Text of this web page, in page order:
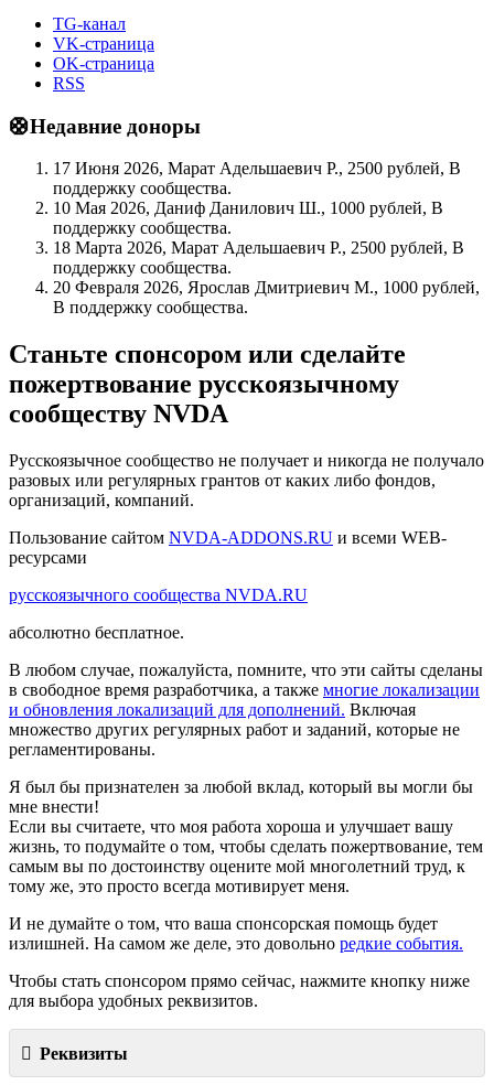
TG-канал
VK-страница
OK-страница
RSS
🛟Недавние доноры
17 Июня 2026, Марат Адельшаевич Р., 2500 рублей, В
поддержку сообщества.
10 Мая 2026, Даниф Данилович Ш., 1000 рублей, В
поддержку сообщества.
18 Марта 2026, Марат Адельшаевич Р., 2500 рублей, В
поддержку сообщества.
20 Февраля 2026, Ярослав Дмитриевич М., 1000 рублей,
В поддержку сообщества.
Станьте спонсором или сделайте
пожертвование русскоязычному
сообществу NVDA
Русскоязычное сообщество не получает и никогда не получало
разовых или регулярных грантов от каких либо фондов,
организаций, компаний.
Пользование сайтом NVDA-ADDONS.RU и всеми WEB-
ресурсами
русскоязычного сообщества NVDA.RU
абсолютно бесплатное.
В любом случае, пожалуйста, помните, что эти сайты сделаны
в свободное время разработчика, а также многие локализации
и обновления локализаций для дополнений. Включая
множество других регулярных работ и заданий, которые не
регламентированы.
Я был бы признателен за любой вклад, который вы могли бы
мне внести!
Если вы считаете, что моя работа хороша и улучшает вашу
жизнь, то подумайте о том, чтобы сделать пожертвование, тем
самым вы по достоинству оцените мой многолетний труд, к
тому же, это просто всегда мотивирует меня.
И не думайте о том, что ваша спонсорская помощь будет
излишней. На самом же деле, это довольно редкие события.
Чтобы стать спонсором прямо сейчас, нажмите кнопку ниже
для выбора удобных реквизитов.
Реквизиты